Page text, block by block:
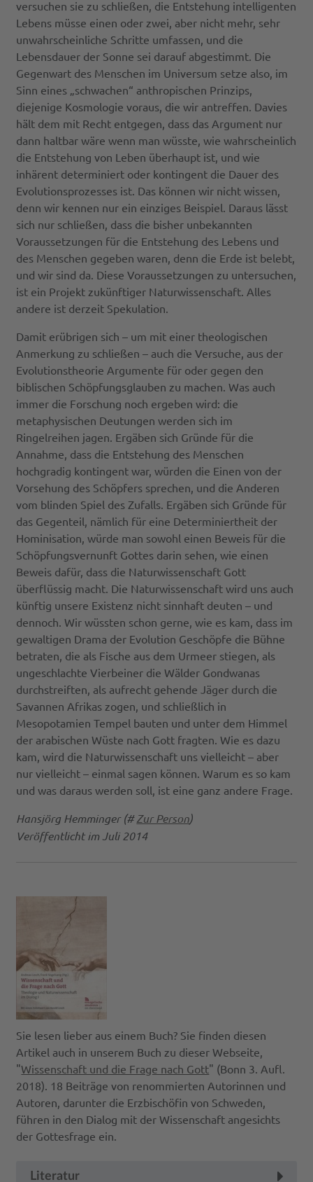
versuchen sie zu schließen, die Entstehung intelligenten
Lebens müsse einen oder zwei, aber nicht mehr, sehr
unwahrscheinliche Schritte umfassen, und die
Lebensdauer der Sonne sei darauf abgestimmt. Die
Gegenwart des Menschen im Universum setze also, im
Sinn eines „schwachen“ anthropischen Prinzips,
diejenige Kosmologie voraus, die wir antreffen. Davies
hält dem mit Recht entgegen, dass das Argument nur
dann haltbar wäre wenn man wüsste, wie wahrscheinlich
die Entstehung von Leben überhaupt ist, und wie
inhärent determiniert oder kontingent die Dauer des
Evolutionsprozesses ist. Das können wir nicht wissen,
denn wir kennen nur ein einziges Beispiel. Daraus lässt
sich nur schließen, dass die bisher unbekannten
Voraussetzungen für die Entstehung des Lebens und
des Menschen gegeben waren, denn die Erde ist belebt,
und wir sind da. Diese Voraussetzungen zu untersuchen,
ist ein Projekt zukünftiger Naturwissenschaft. Alles
andere ist derzeit Spekulation.
Damit erübrigen sich – um mit einer theologischen
Anmerkung zu schließen – auch die Versuche, aus der
Evolutionstheorie Argumente für oder gegen den
biblischen Schöpfungsglauben zu machen. Was auch
immer die Forschung noch ergeben wird: die
metaphysischen Deutungen werden sich im
Ringelreihen jagen. Ergäben sich Gründe für die
Annahme, dass die Entstehung des Menschen
hochgradig kontingent war, würden die Einen von der
Vorsehung des Schöpfers sprechen, und die Anderen
vom blinden Spiel des Zufalls. Ergäben sich Gründe für
das Gegenteil, nämlich für eine Determiniertheit der
Hominisation, würde man sowohl einen Beweis für die
Schöpfungsvernunft Gottes darin sehen, wie einen
Beweis dafür, dass die Naturwissenschaft Gott
überflüssig macht. Die Naturwissenschaft wird uns auch
künftig unsere Existenz nicht sinnhaft deuten – und
dennoch. Wir wüssten schon gerne, wie es kam, dass im
gewaltigen Drama der Evolution Geschöpfe die Bühne
betraten, die als Fische aus dem Urmeer stiegen, als
ungeschlachte Vierbeiner die Wälder Gondwanas
durchstreiften, als aufrecht gehende Jäger durch die
Savannen Afrikas zogen, und schließlich in
Mesopotamien Tempel bauten und unter dem Himmel
der arabischen Wüste nach Gott fragten. Wie es dazu
kam, wird die Naturwissenschaft uns vielleicht – aber
nur vielleicht – einmal sagen können. Warum es so kam
und was daraus werden soll, ist eine ganz andere Frage.
Hansjörg Hemminger (#Zur Person)
Veröffentlicht im Juli 2014
Sie lesen lieber aus einem Buch? Sie finden diesen
Artikel auch in unserem Buch zu dieser Webseite,
"Wissenschaft und die Frage nach Gott" (Bonn 3. Aufl.
2018). 18 Beiträge von renommierten Autorinnen und
Autoren, darunter die Erzbischöfin von Schweden,
führen in den Dialog mit der Wissenschaft angesichts
der Gottesfrage ein.
Literatur